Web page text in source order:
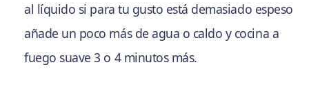
al líquido si para tu gusto está demasiado espeso
añade un poco más de agua o caldo y cocina a
fuego suave 3 o 4 minutos más.